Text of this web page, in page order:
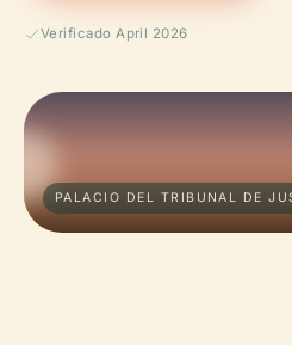
Verificado April 2026
PALACIO DEL TRIBUNAL DE